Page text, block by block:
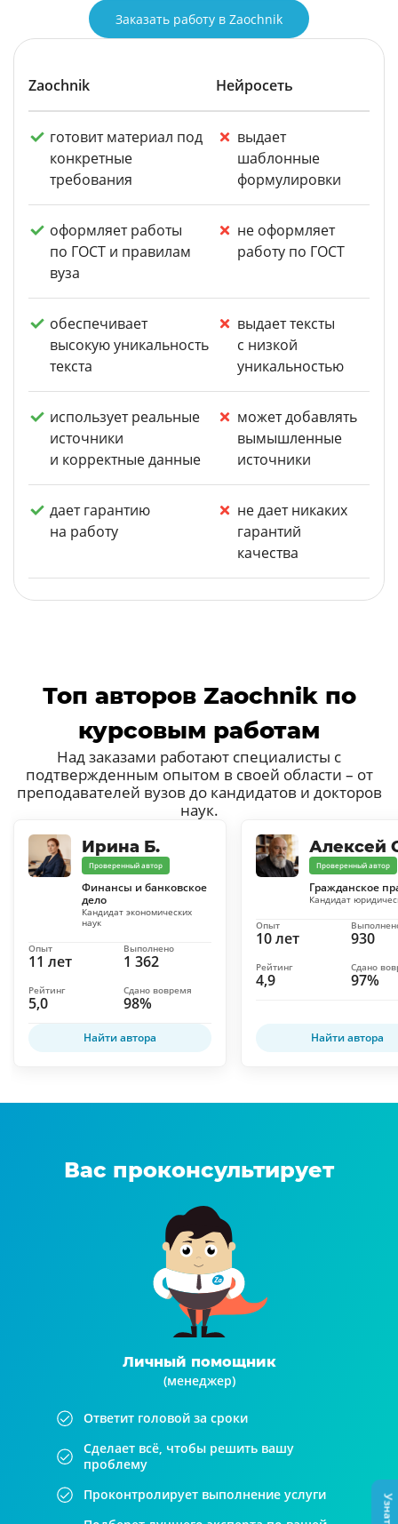
Заказать работу в Zaochnik
Zaochnik Нейросеть
готовит материал под
конкретные
требования
выдает
шаблонные
формулировки
оформляет работы
по ГОСТ и правилам
вуза
не оформляет
работу по ГОСТ
обеспечивает
высокую уникальность
текста
выдает тексты
с низкой
уникальностью
использует реальные
источники
и корректные данные
может добавлять
вымышленные
источники
дает гарантию
на работу
не дает никаких
гарантий
качества
Топ авторов Zaochnik по
курсовым работам
Над заказами работают специалисты с
подтвержденным опытом в своей области – от
преподавателей вузов до кандидатов и докторов
наук.
Ирина Б.
Проверенный автор
Финансы и банковское
дело
Кандидат экономических
наук
11 лет
Опыт
1 362
Выполнено
5,0
Рейтинг
98%
Сдано вовремя
Найти автора
Алексей
Проверенный автор
Гражданское
Кандидат
10 лет
Опыт
930
4,9
Рейтинг
97%
Сдано
Найти автора
Вас проконсультирует
Личный помощник
(менеджер)
Ответит головой за сроки
Сделает всё, чтобы решить вашу
проблему
Проконтролирует выполнение услуги